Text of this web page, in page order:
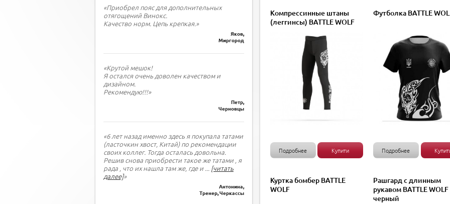
«Приобрел пояс для дополнительных
отягощений Винокс.
Качество норм. Цепь крепкая.»
Яков,
Миргород
«Крутой мешок!
Я остался очень доволен качеством и
дизайном.
Рекомендую!!!»
Петр,
Черновцы
«6 лет назад именно здесь я покупала татами
(ласточкин хвост, Китай) по рекомендации
своих коллег. Тогда осталась довольна.
Решив снова приобрести такое же татами , я
рада , что их нашла там же, где и ... [читать
далее]»
Антонина,
Тренер, Черкассы
Компрессинные штаны
(леггинсы) BATTLE WOLF
Подробнее Купити
Футболка BATTLE
Подробнее
Куртка бомбер BATTLE
WOLF
Рашгард с длинным
рукавом BATTLE WOLF
черный